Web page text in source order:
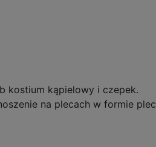
kostium kąpielowy i czepek.
na plecach w formie